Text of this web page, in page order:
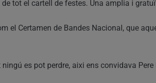
tot el cartell de festes. Una amplia i
el Certamen de Bandes Nacional, que
es pot perdre, aixi ens convidava